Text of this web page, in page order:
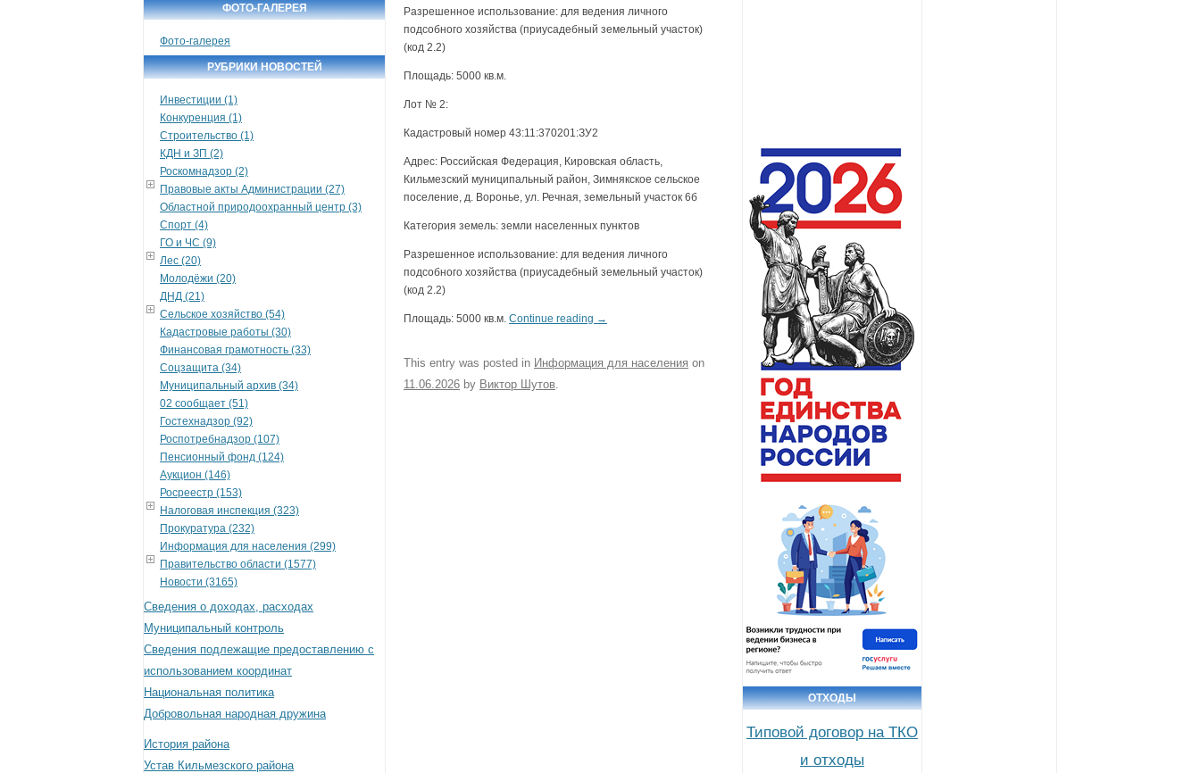
ФОТО-ГАЛЕРЕЯ
Фото-галерея
РУБРИКИ НОВОСТЕЙ
Инвестиции (1)
Конкуренция (1)
Строительство (1)
КДН и ЗП (2)
Роскомнадзор (2)
Правовые акты Администрации (27)
Областной природоохранный центр (3)
Спорт (4)
ГО и ЧС (9)
Лес (20)
Молодёжи (20)
ДНД (21)
Сельское хозяйство (54)
Кадастровые работы (30)
Финансовая грамотность (33)
Соцзащита (34)
Муниципальный архив (34)
02 сообщает (51)
Гостехнадзор (92)
Роспотребнадзор (107)
Пенсионный фонд (124)
Аукцион (146)
Росреестр (153)
Налоговая инспекция (323)
Прокуратура (232)
Информация для населения (299)
Правительство области (1577)
Новости (3165)
Сведения о доходах, расходах
Муниципальный контроль
Сведения подлежащие предоставлению с
использованием координат
Национальная политика
Добровольная народная дружина
История района
Устав Кильмезского района
Разрешенное использование: для ведения личного
подсобного хозяйства (приусадебный земельный участок)
(код 2.2)
Площадь: 5000 кв.м.
Лот № 2:
Кадастровый номер 43:11:370201:ЗУ2
Адрес: Российская Федерация, Кировская область,
Кильмезский муниципальный район, Зимнякское сельское
поселение, д. Воронье, ул. Речная, земельный участок 6б
Категория земель: земли населенных пунктов
Разрешенное использование: для ведения личного
подсобного хозяйства (приусадебный земельный участок)
(код 2.2)
Площадь: 5000 кв.м. Continue reading →
This entry was posted in Информация для населения on
11.06.2026 by Виктор Шутов
ОТХОДЫ
Типовой договор на ТКО
и отходы